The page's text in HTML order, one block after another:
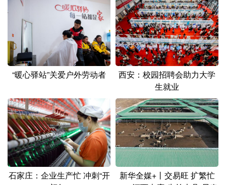
“暖心驿站”关爱户外劳动者
西安：校园招聘会助力大学
生就业
石家庄：企业生产忙 冲刺“开
新华全媒+丨交易旺 扩繁忙